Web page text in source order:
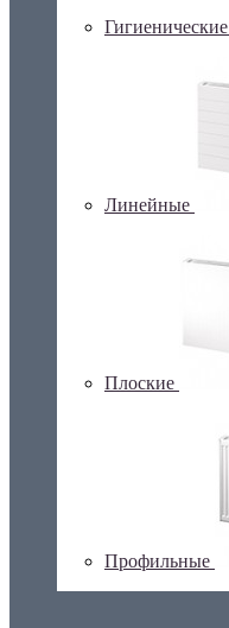
Гигиенические
Линейные
Плоские
Профильные